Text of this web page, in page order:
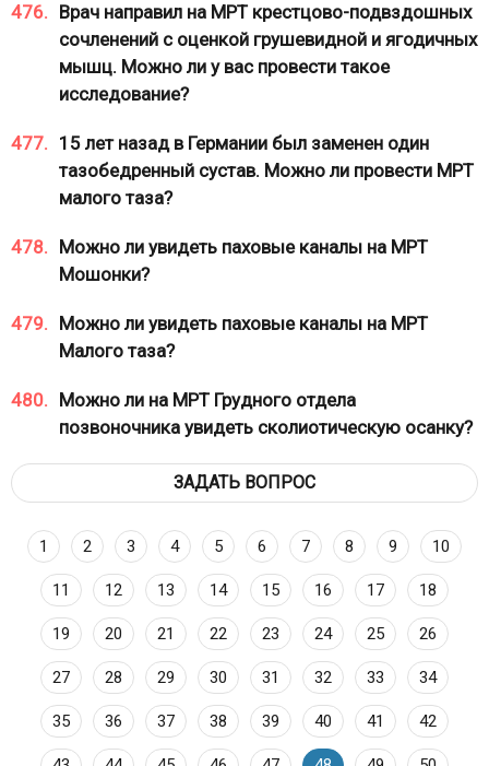
476. Врач направил на МРТ крестцово-подвздошных
сочленений с оценкой грушевидной и ягодичных
мышц. Можно ли у вас провести такое
исследование?
477. 15 лет назад в Германии был заменен один
тазобедренный сустав. Можно ли провести МРТ
малого таза?
478.
Можно ли увидеть паховые каналы на МРТ
Мошонки?
479.
Можно ли увидеть паховые каналы на МРТ
Малого таза?
480.
Можно ли на МРТ Грудного отдела
позвоночника увидеть сколиотическую осанку?
ЗАДАТЬ ВОПРОС
1 2 3 4 5 6 7 8 9 10
11 12 13 14 15 16 17 18
19 20 21 22 23 24 25 26
27 28 29 30 31 32 33 34
35 36 37 38 39 40 41 42